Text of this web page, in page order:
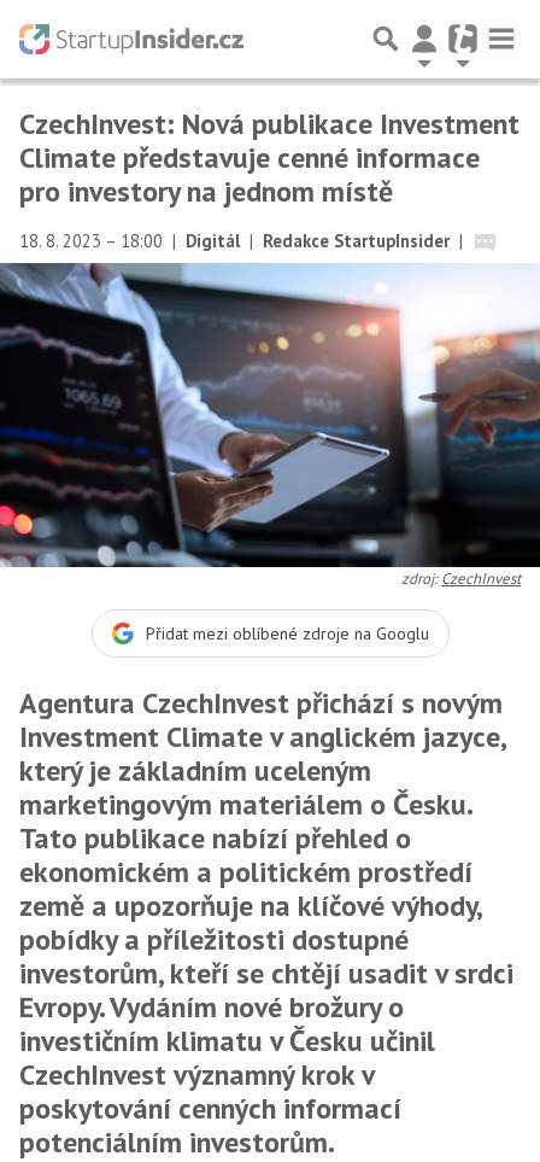
CzechInvest: Nová publikace Investment
Climate představuje cenné informace
pro investory na jednom místě
18. 8. 2023 – 18:00 | Digitál | Redakce StartupInsider |
zdroj:CzechInvest
Přidat mezi oblíbené zdroje na Googlu
Agentura CzechInvest přichází s novým
Investment Climate v anglickém jazyce,
který je základním uceleným
marketingovým materiálem o Česku.
Tato publikace nabízí přehled o
ekonomickém a politickém prostředí
země a upozorňuje na klíčové výhody,
pobídky a příležitosti dostupné
investorům, kteří se chtějí usadit v srdci
Evropy. Vydáním nové brožury o
investičním klimatu v Česku učinil
CzechInvest významný krok v
poskytování cenných informací
potenciálním investorům.